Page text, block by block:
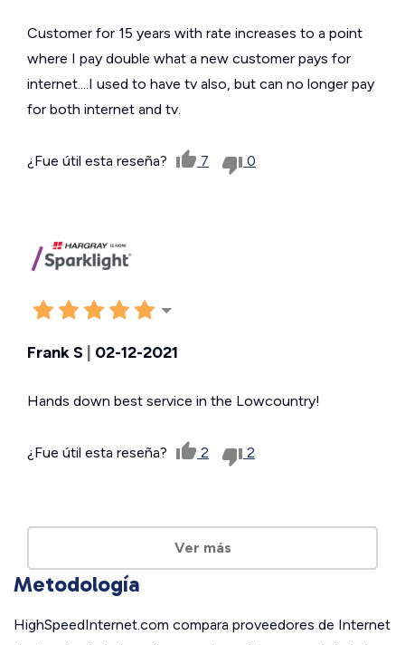
Customer for 15 years with rate increases to a point
where I pay double what a new customer pays for
internet....I used to have tv also, but can no longer pay
for both internet and tv.
¿Fue útil esta reseña? 7 0
Frank S 02-12-2021
Hands down best service in the Lowcountry!
¿Fue útil esta reseña? 2 2
Ver más
Metodología
HighSpeedInternet.com compara proveedores de Internet